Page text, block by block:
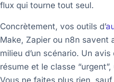
flux qui tourne tout seul.
Concrètement, vos outils d’
Make, Zapier ou n8n savent
milieu d’un scénario. Un
résume et le classe